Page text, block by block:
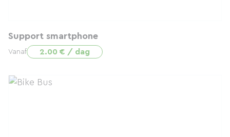
Support smartphone
Vanaf 2.00 € / dag